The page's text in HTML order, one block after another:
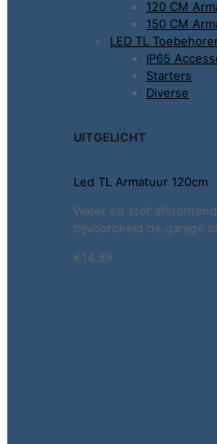
120 CM
150 CM
LED TL
IP65
Starters
Diverse
UITGELICHT
Led TL Armatuur 120cm
Water en stof
bijvoorbeeld de garage
€14.89